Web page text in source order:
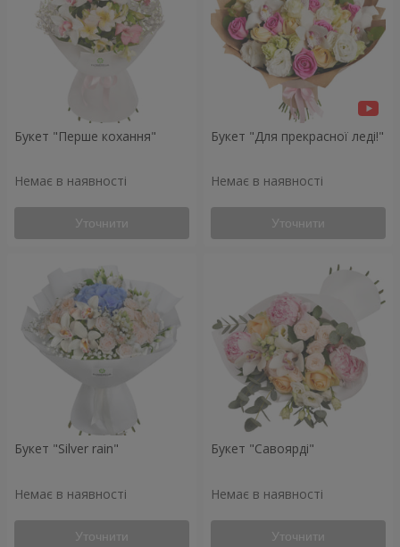
Букет "Перше кохання"
Немає в наявності
Уточнити
Букет "Для прекрасної леді!"
Немає в наявності
Уточнити
Букет "Silver rain"
Немає в наявності
Уточнити
Букет "Савоярді"
Немає в наявності
Уточнити